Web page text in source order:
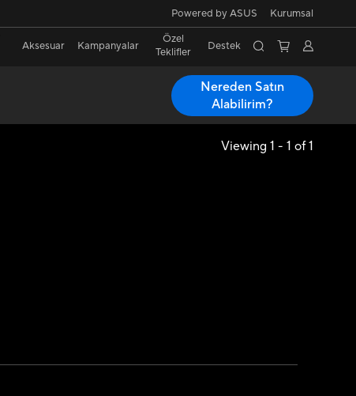
Powered by ASUS
Kurumsal
Aksesuar Kampanyalar
Özel
Teklifler
Destek
Nereden Satın
Alabilirim?
Viewing 1 - 1 of 1